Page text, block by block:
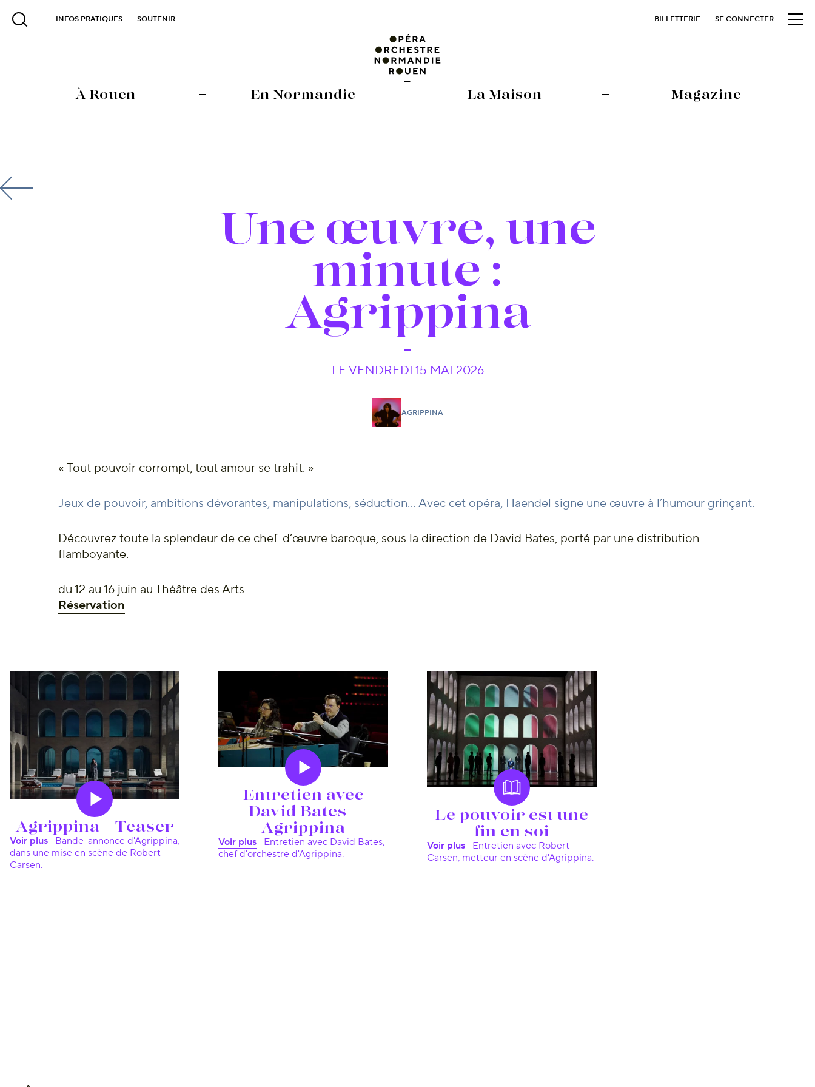
INFOS PRATIQUES SOUTENIR BILLETTERIE SE CONNECTER
À Rouen En Normandie La Maison Magazine
Une œuvre, une
minute :
Agrippina
LE VENDREDI 15 MAI 2026
AGRIPPINA
« Tout pouvoir corrompt, tout amour se trahit. »
Jeux de pouvoir, ambitions dévorantes, manipulations, séduction… Avec cet opéra, Haendel signe une œuvre à l’humour grinçant.
Découvrez toute la splendeur de ce chef-d’œuvre baroque, sous la direction de David Bates, porté par une distribution
flamboyante.
du 12 au 16 juin au Théâtre des Arts
Réservation
Le Magazine
Agrippina – Teaser
Voir plus
dans une mise en scène de Robert
Carsen.
Entretien avec
David Bates –
Agrippina
Voir plus
chef d'orchestre d'Agrippina.
Le pouvoir est une
fin en soi
Voir plus
Carsen, metteur en scène d'Agrippina.